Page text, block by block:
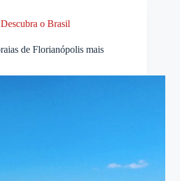
Descubra o Brasil
de Florianópolis mais